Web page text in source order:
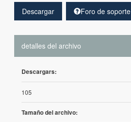
Descargar Foro de soporte
detalles del archivo
Descargars:
105
Tamaño del archivo: